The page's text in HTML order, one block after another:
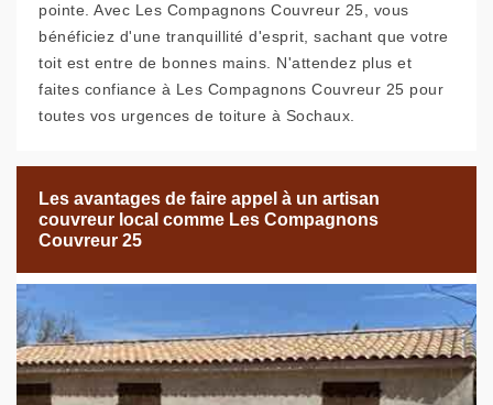
pointe. Avec Les Compagnons Couvreur 25, vous
bénéficiez d'une tranquillité d'esprit, sachant que votre
toit est entre de bonnes mains. N'attendez plus et
faites confiance à Les Compagnons Couvreur 25 pour
toutes vos urgences de toiture à Sochaux.
Les avantages de faire appel à un artisan
couvreur local comme Les Compagnons
Couvreur 25